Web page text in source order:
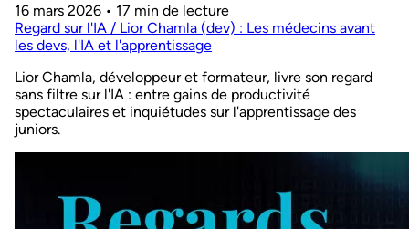
16 mars 2026 • 17 min de lecture
Regard sur l'IA / Lior Chamla (dev) : Les médecins avant
les devs, l'IA et l'apprentissage
Lior Chamla, développeur et formateur, livre son regard
sans filtre sur l'IA : entre gains de productivité
spectaculaires et inquiétudes sur l'apprentissage des
juniors.